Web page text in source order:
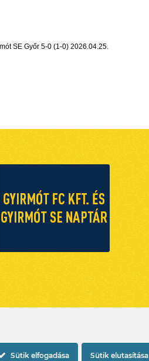
SE Győr 5-0 (1-0) 2026.04.25.
Sütik elfogadása Sütik elutasítása